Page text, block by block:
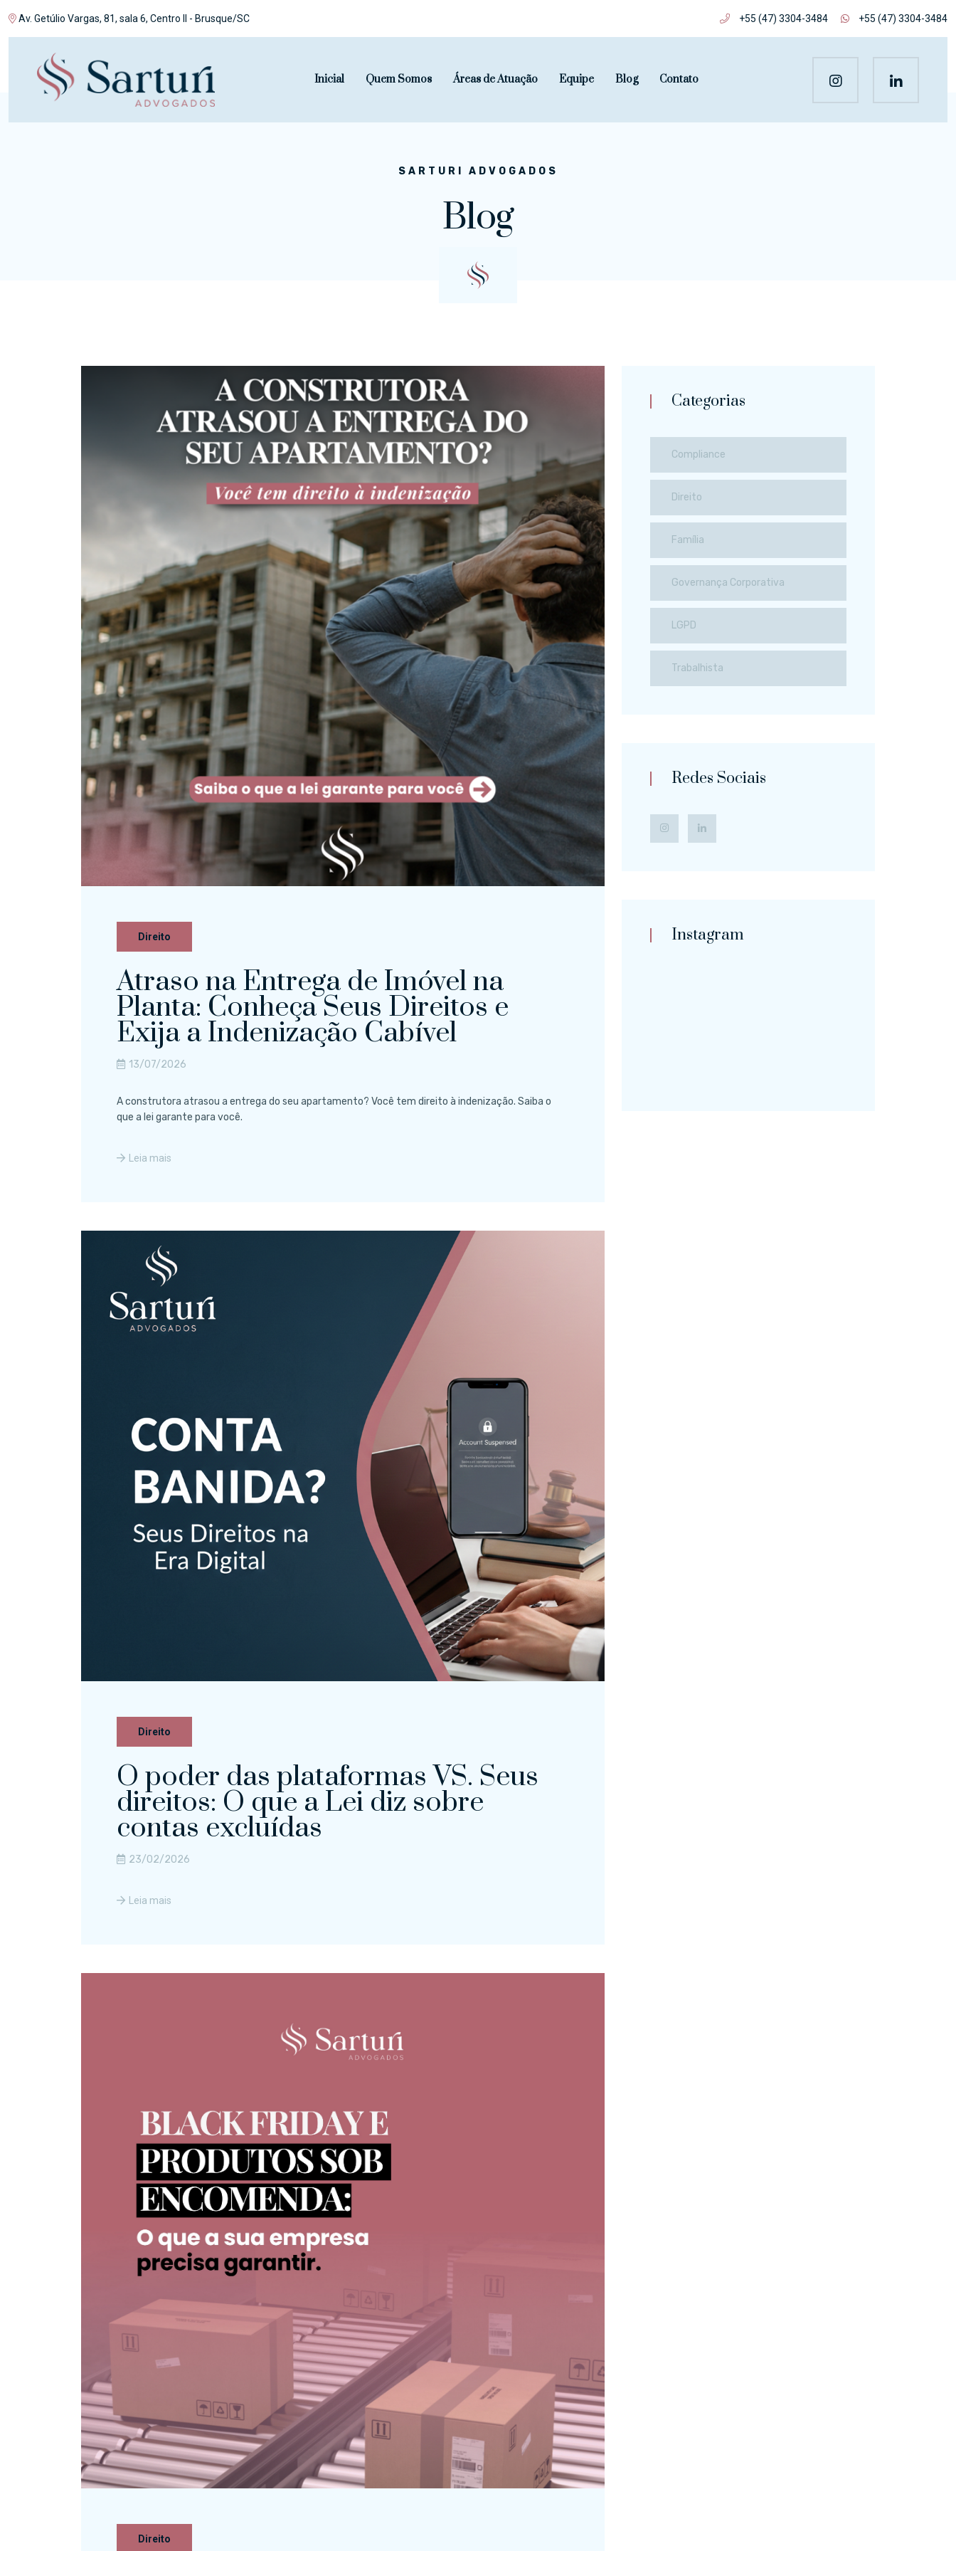
Av. Getúlio Vargas, 81, sala 6, Centro II - Brusque/SC +55 (47) 3304-3484 +55 (47) 3304-3484
Inicial Quem Somos Áreas de Atuação Equipe Blog Contato
SARTURI ADVOGADOS
Blog
Direito
Atraso na Entrega de Imóvel na
Planta: Conheça Seus Direitos e
Exija a Indenização Cabível
13/07/2026
A construtora atrasou a entrega do seu apartamento? Você tem direito à indenização. Saiba o
que a lei garante para você.
Leia mais
Direito
O poder das plataformas VS. Seus
direitos: O que a Lei diz sobre
contas excluídas
23/02/2026
Leia mais
Direito
Categorias
Compliance
Direito
Família
Governança Corporativa
LGPD
Trabalhista
Redes Sociais
Instagram